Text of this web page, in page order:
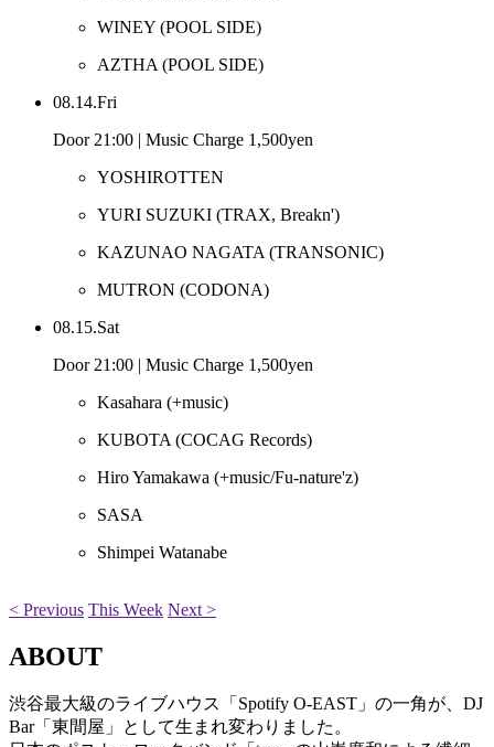
WINEY (POOL SIDE)
AZTHA (POOL SIDE)
08.14.Fri
Door 21:00 | Music Charge 1,500yen
YOSHIROTTEN
YURI SUZUKI (TRAX, Breakn')
KAZUNAO NAGATA (TRANSONIC)
MUTRON (CODONA)
08.15.Sat
Door 21:00 | Music Charge 1,500yen
Kasahara (+music)
KUBOTA (COCAG Records)
Hiro Yamakawa (+music/Fu-nature'z)
SASA
Shimpei Watanabe
< Previous This Week Next >
ABOUT
渋谷最大級のライブハウス「Spotify O-EAST」の一角が、DJ
Bar「東間屋」として生まれ変わりました。